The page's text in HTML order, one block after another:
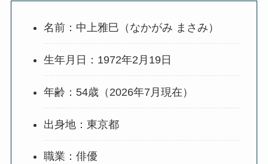
名前：中上雅巳（なかがみ まさみ）
生年月日：1972年2月19日
年齢：54歳（2026年7月現在）
出身地：東京都
職業：俳優